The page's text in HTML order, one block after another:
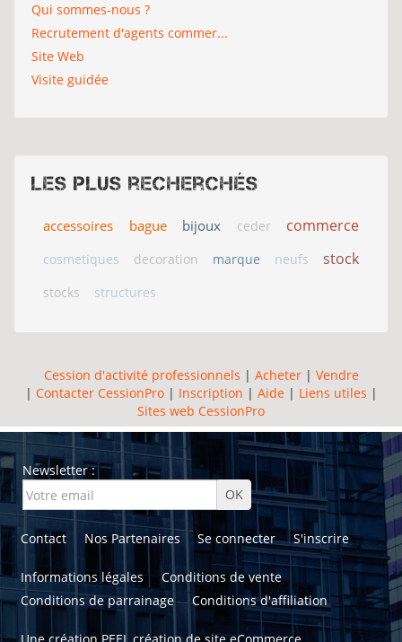
Qui sommes-nous ?
Recrutement d'agents commer...
Site Web
Visite guidée
Les plus recherchés
accessoires bague bijoux ceder commerce
cosmetiques decoration marque neufs stock
stocks structures
Cession d'activité professionnels | Acheter| Vendre
| Contacter CessionPro| Inscription | Aide| Liens utiles |
Sites web CessionPro
Newsletter :
Contact Nos Partenaires Se connecter S'inscrire
Informations légales
Conditions de vente
Conditions de parrainage
Conditions d'affiliation